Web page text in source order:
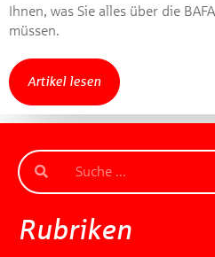
Ihnen, was Sie alles über die
müssen.
Artikel lesen
Rubriken
Gewinnspiel geschlossen